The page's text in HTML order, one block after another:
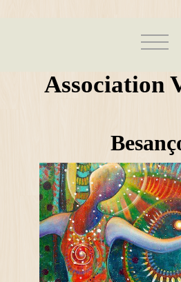
Association